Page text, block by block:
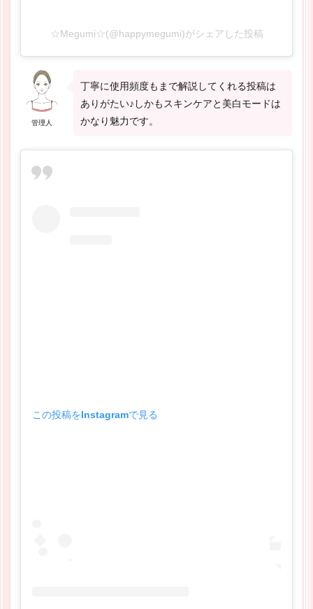
☆Megumi☆(@happymegumi)がシェアした投稿
管理人
丁寧に使用頻度もまで解説してくれる投稿は
ありがたい♪しかもスキンケアと美白モードは
かなり魅力です。
この投稿をInstagramで見る